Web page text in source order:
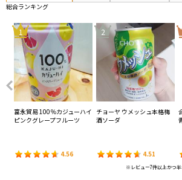
総合ランキング
1
富永貿易 100％カジューハイ
ピンクグレープフルーツ
4.56
2
チョーヤ ウメッシュ本格梅
酒ソーダ
4.51
※レビュー7件以上かつ